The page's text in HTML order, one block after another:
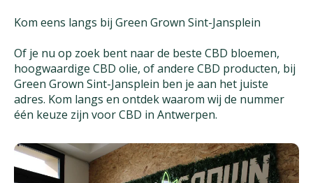
Kom eens langs bij Green Grown Sint-Jansplein
Of je nu op zoek bent naar de beste CBD bloemen,
hoogwaardige CBD olie, of andere CBD producten, bij
Green Grown Sint-Jansplein ben je aan het juiste
adres. Kom langs en ontdek waarom wij de nummer
één keuze zijn voor CBD in Antwerpen.